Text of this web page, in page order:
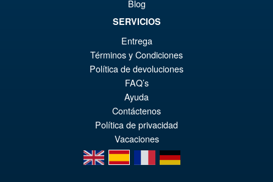
AÑADIR AL CARRITO
Blog
SERVICIOS
Entrega
Términos y Condiciones
Política de devoluciones
FAQ’s
Ayuda
Contáctenos
Política de privacidad
Vacaciones
en
es fr de